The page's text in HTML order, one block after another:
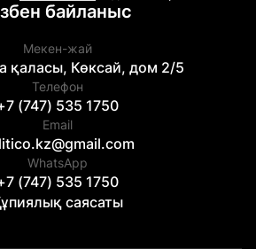
байланыс
Мекен-жай
қаласы, Көксай, дом 2/5
Телефон
(747) 535 1750
Email
WhatsApp
(747) 535 1750
саясаты